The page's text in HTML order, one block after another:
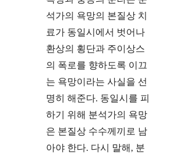
석가의 욕망의 본질상 치
료가 동일시에서 벗어나
환상의 횡단과 주이상스
의 폭로를 향하도록 이끄
는 욕망이라는 사실을 선
명히 해준다. 동일시를 피
하기 위해 분석가의 욕망
은 본질상 수수께끼로 남
아야 한다. 다시 말해, 분